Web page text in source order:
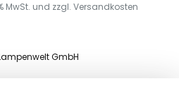
MwSt. und zzgl. Versandkosten
GmbH